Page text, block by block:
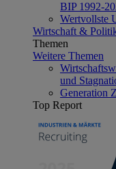
BIP 1992-
Wertvollste
Wirtschaft &
Themen
Weitere Themen
und
Generation
Top Report